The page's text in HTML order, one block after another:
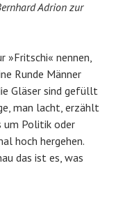
Adrion zur
»Fritschi« nennen,
Runde Männer
Gläser sind gefüllt
man lacht, erzählt
um Politik oder
hoch hergehen.
das ist es, was